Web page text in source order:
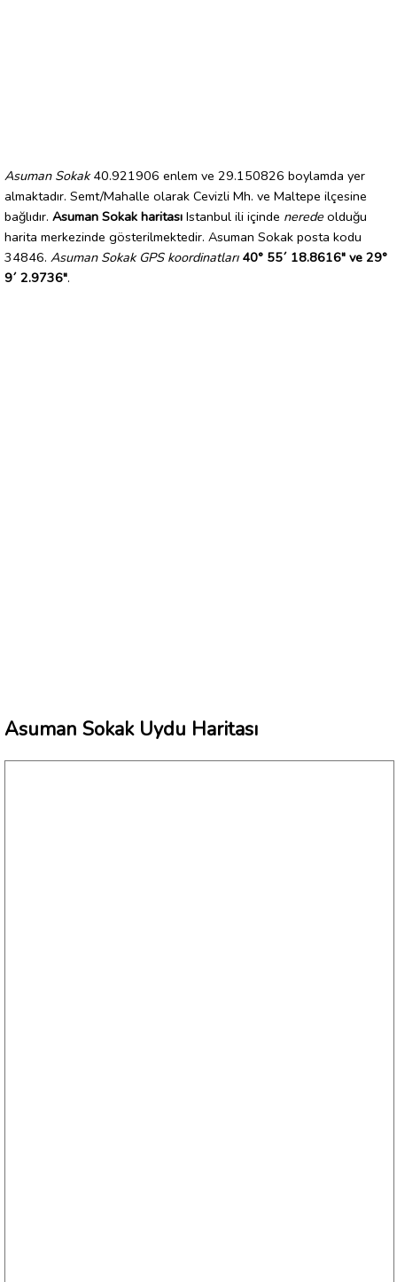
Asuman Sokak40.921906 enlem ve 29.150826 boylamda yer
almaktadır. Semt/Mahalle olarak Cevizli Mh. ve Maltepe ilçesine
bağlıdır. Asuman Sokak haritası Istanbul ili içinde nerede olduğu
harita merkezinde gösterilmektedir. Asuman Sokak posta kodu
34846. Asuman Sokak GPS koordinatları 40° 55´ 18.8616" ve 29°
9´ 2.9736".
Asuman Sokak Uydu Haritası